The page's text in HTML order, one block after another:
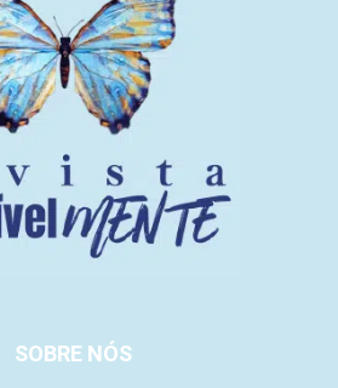
SOBRE NÓS